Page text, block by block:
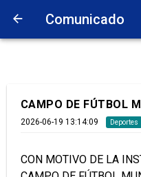
Comunicado
CAMPO DE FÚTBOL
2026-06-19 13:14:09 Deportes
CON MOTIVO DE LA